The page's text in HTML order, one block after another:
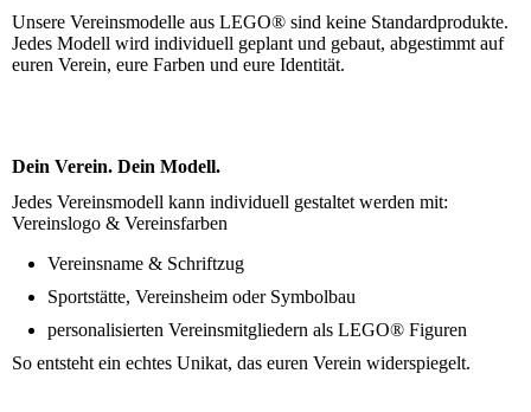
Unsere Vereinsmodelle aus LEGO® sind keine Standardprodukte.
Jedes Modell wird individuell geplant und gebaut, abgestimmt auf
euren Verein, eure Farben und eure Identität.
Dein Verein. Dein Modell.
Jedes Vereinsmodell kann individuell gestaltet werden mit:
Vereinslogo & Vereinsfarben
Vereinsname & Schriftzug
Sportstätte, Vereinsheim oder Symbolbau
personalisierten Vereinsmitgliedern als LEGO® Figuren
So entsteht ein echtes Unikat, das euren Verein widerspiegelt.